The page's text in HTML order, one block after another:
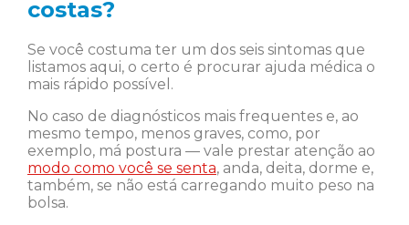
costas?
Se você costuma ter um dos seis sintomas que
listamos aqui, o certo é procurar ajuda médica o
mais rápido possível.
No caso de diagnósticos mais frequentes e, ao
mesmo tempo, menos graves, como, por
exemplo, má postura — vale prestar atenção ao
modo como você se senta, anda, deita, dorme e,
também, se não está carregando muito peso na
bolsa.